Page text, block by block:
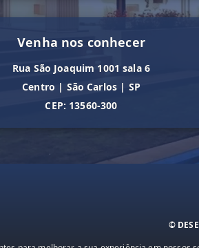
Venha nos conhecer
Rua São Joaquim 1001 sala 6
Centro | São Carlos | SP
CEP: 13560-300
©